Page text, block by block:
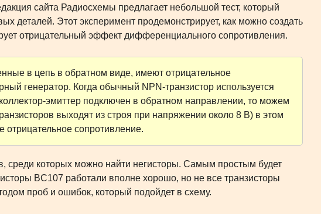
сайта Радиосхемы предлагает небольшой тест, который
деталей. Этот эксперимент продемонстрирует, как можно создать
отрицательный эффект дифференциального сопротивления.
в цепь в обратном виде, имеют отрицательное
генератор. Когда обычный NPN-транзистор используется
эмиттер подключен в обратном направлении, то можем
выходят из строя при напряжении около 8 В) в этом
сопротивление.
среди которых можно найти негисторы. Самым простым будет
BC107 работали вполне хорошо, но не все транзисторы
проб и ошибок, который подойдет в схему.